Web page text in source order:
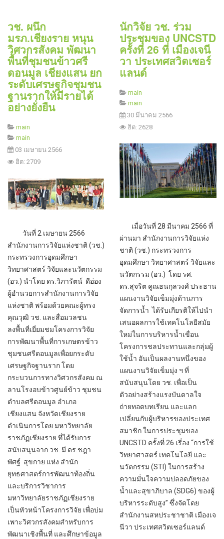
วช. ผนึก
มรภ.เชียงราย หนุน
วิศวกรสังคม พัฒนา
พื้นที่ชุมชนข้าวศรี
ดอนมูล เชียงแสน ยก
ระดับเศรษฐกิจชุมชน
ฐานรากให้มีรายได้
อย่างยั่งยืน
main
main
03 เมษายน 2566
ฮิต: 2709
วันที่ 2 เมษายน 2566
สำนักงานการวิจัยแห่งชาติ (วช.)
กระทรวงการอุดมศึกษา
วิทยาศาสตร์ วิจัยและนวัตกรรม
(อว.) นำโดย ดร.วิภารัตน์ ดีอ่อง
ผู้อำนวยการสำนักงานการวิจัย
แห่งชาติ พร้อมด้วยคณะผู้ทรง
คุณวุฒิ วช. และสื่อมวลชน
ลงพื้นที่เยี่ยมชมโครงการวิจัย
การพัฒนาพื้นที่การเกษตรข้าว
ชุมชนศรีดอนมูลเพื่อยกระดับ
เศรษฐกิจฐานราก โดย
กระบวนการทางวิศวกรสังคม ณ
ลานโรงอบข้าวศูนย์ข้าว ชุมชน
ตำบลศรีดอนมูล อำเภอ
เชียงแสน จังหวัดเชียงราย
ดำเนินการโดย มหาวิทยาลัย
ราชภัฏเชียงราย ที่ได้รับการ
สนับสนุนจาก วช. มี ดร.ชฎา
พัศฐ์ สุขกาย แห่ง สำนัก
ยุทธศาสตร์การพัฒนาท้องถิ่น
และบริการวิชาการ
มหาวิทยาลัยราชภัฏเชียงราย
เป็นหัวหน้าโครงการวิจัย เพื่อบ่ม
เพาะวิศวกรสังคมสำหรับการ
พัฒนาเชิงพื้นที่ และศึกษาข้อมูล
นักวิจัย วช. ร่วม
ประชุมของ UNCSTD
ครั้งที่ 26 ที่ เมืองเจนี
วา ประเทศสวิตเซอร์
แลนด์
main
main
30 มีนาคม 2566
ฮิต: 2628
เมื่อวันที่ 28 มีนาคม 2566 ที่
ผ่านมา สำนักงานการวิจัยแห่ง
ชาติ (วช.) กระทรวงการ
อุดมศึกษา วิทยาศาสตร์ วิจัยและ
นวัตกรรม (อว.) โดย รศ.
ดร.สุจริต คูณธนกุลวงศ์ ประธาน
แผนงานวิจัยเข็มมุ่งด้านการ
จัดการน้ำ ได้รับเกียรติให้ไปนำ
เสนอผลการใช้เทคโนโลยีสมัย
ใหม่ในการบริหารน้ำเขื่อน
โครงการชลประทานและกลุ่มผู้
ใช้น้ำ อันเป็นผลงานหนึ่งของ
แผนงานวิจัยเข็มมุ่ง ฯ ที่
สนับสนุนโดย วช. เพื่อเป็น
ตัวอย่างสร้างแรงบันดาลใจ
ถ่ายทอดบทเรียน และแลก
เปลี่ยนกับผู้บริหารของประเทศ
สมาชิก ในการประชุมของ
UNCSTD ครั้งที่ 26 เรี่อง “การใช้
วิทยาศาสตร์ เทคโนโลยี และ
นวัตกรรม (STI) ในการสร้าง
ความมั่นใจความปลอดภัยของ
น้ำและสุขาภิบาล (SDG6) ของผู้
บริหารระดับสูง” ซึ่งจัดโดย
สำนักงานสหประชาชาติ เมืองเจ
นีวา ประเทศสวิตเซอร์แลนด์